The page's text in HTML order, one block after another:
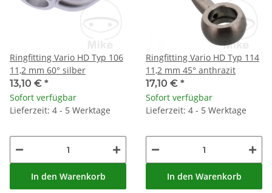
Ringfitting Vario HD Typ 106
11,2 mm 60° silber
13,10 € *
Sofort verfügbar
Lieferzeit: 4 - 5 Werktage
In den Warenkorb
Ringfitting Vario HD Typ 114
11,2 mm 45° anthrazit
17,10 € *
Sofort verfügbar
Lieferzeit: 4 - 5 Werktage
In den Warenkorb